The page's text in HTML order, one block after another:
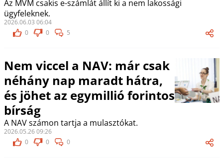
Az MVM csakis e-számlát állít ki a nem lakossági
ügyfeleknek.
2026.06.03 06:04
0
0 5
Nem viccel a NAV: már csak
néhány nap maradt hátra,
és jöhet az egymillió forintos
bírság
A NAV számon tartja a mulasztókat.
2026.05.26 09:26
0
0 0